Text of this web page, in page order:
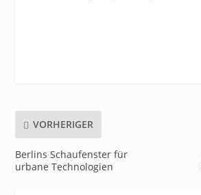
VORHERIGER
Berlins Schaufenster für
urbane Technologien